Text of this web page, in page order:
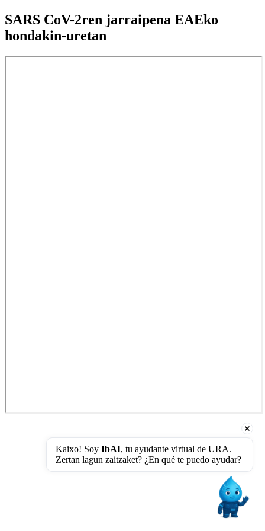
SARS CoV-2ren jarraipena EAEko
hondakin-uretan
Kaixo! Soy IbAI, tu ayudante virtual de URA.
Zertan lagun zaitzaket? ¿En qué te puedo ayudar?